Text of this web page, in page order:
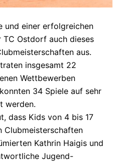
und einer erfolgreichen
TC Ostdorf auch dieses
aus.
insgesamt 22
Wettbewerben
34 Spiele auf sehr
werden.
dass Kids von 4 bis 17
Clubmeisterschaften
Kathrin Haigis und
Jugend-